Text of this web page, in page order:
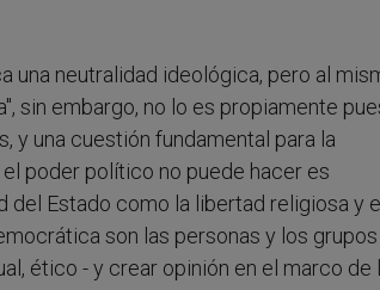
una neutralidad ideológica, pero al
sin embargo, no lo es propiamente
y una cuestión fundamental para la
poder político no puede hacer es
Estado como la libertad religiosa y el
son las personas y los grupos
ético - y crear opinión en el marco de